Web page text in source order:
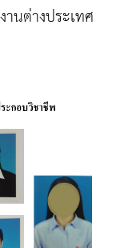
นต่างประเทศ